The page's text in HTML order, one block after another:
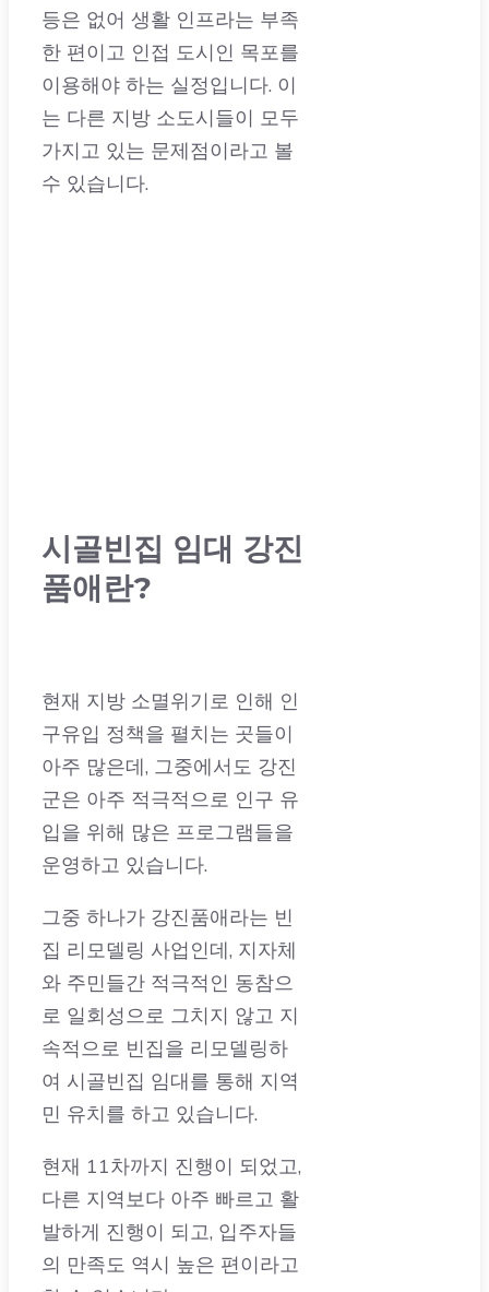
이용해야 하는 실정입니다. 이
는 다른 지방 소도시들이 모두
가지고 있는 문제점이라고 볼
수 있습니다.
아주 많은데, 그중에서도 강진
군은 아주 적극적으로 인구 유
입을 위해 많은 프로그램들을
운영하고 있습니다.
그중 하나가 강진품애라는 빈
와 주민들간 적극적인 동참으
로 일회성으로 그치지 않고 지
속적으로 빈집을 리모델링하
여 시골빈집 임대를 통해 지역
민 유치를 하고 있습니다.
현재 11차까지 진행이 되었고,
발하게 진행이 되고, 입주자들
의 만족도 역시 높은 편이라고
할 수 있습니다.
강진군의 시골빈집 무상임대